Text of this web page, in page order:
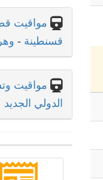
مواقيت
قسنطينة -
مواقيت
الدولي الجديد